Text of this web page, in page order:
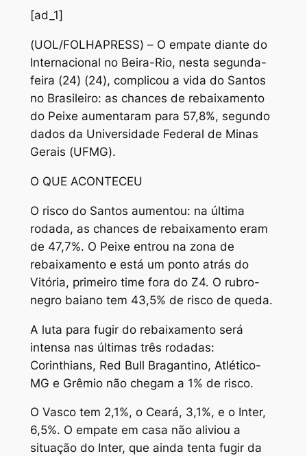
[ad_1]
(UOL/FOLHAPRESS) – O empate diante do
Internacional no Beira-Rio, nesta segunda-
feira (24) (24), complicou a vida do Santos
no Brasileiro: as chances de rebaixamento
do Peixe aumentaram para 57,8%, segundo
dados da Universidade Federal de Minas
Gerais (UFMG).
O QUE ACONTECEU
O risco do Santos aumentou: na última
rodada, as chances de rebaixamento eram
de 47,7%. O Peixe entrou na zona de
rebaixamento e está um ponto atrás do
Vitória, primeiro time fora do Z4. O rubro-
negro baiano tem 43,5% de risco de queda.
A luta para fugir do rebaixamento será
intensa nas últimas três rodadas:
Corinthians, Red Bull Bragantino, Atlético-
MG e Grêmio não chegam a 1% de risco.
O Vasco tem 2,1%, o Ceará, 3,1%, e o Inter,
6,5%. O empate em casa não aliviou a
situação do Inter, que ainda tenta fugir da